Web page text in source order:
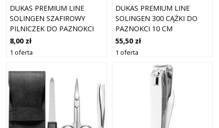
DUKAS PREMIUM LINE
SOLINGEN SZAFIROWY
PILNICZEK DO PAZNOKCI
DO PAZNOKCI 8 CM
8,00 zł
1 oferta
DUKAS PREMIUM LINE
SOLINGEN 300 CĄŻKI DO
PAZNOKCI 10 CM
55,50 zł
1 oferta